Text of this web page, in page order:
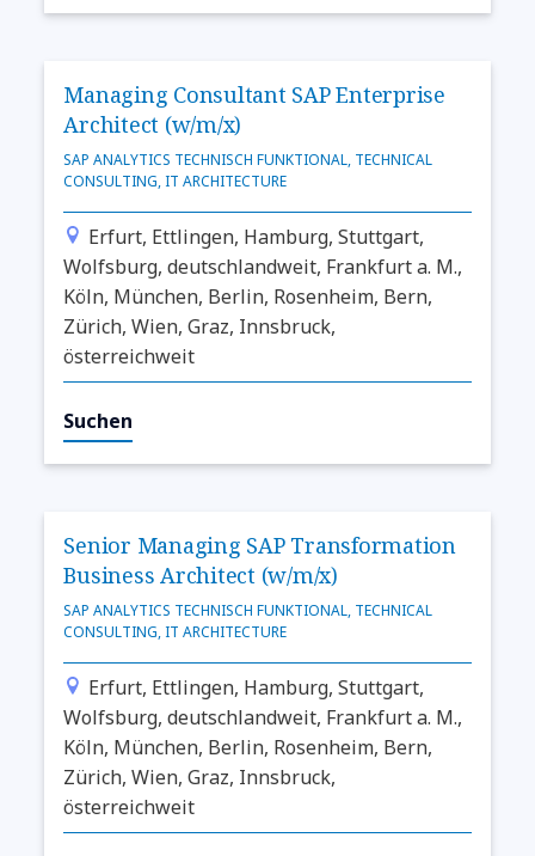
Managing Consultant SAP Enterprise
Architect (w/m/x)
SAP ANALYTICS TECHNISCH FUNKTIONAL, TECHNICAL
CONSULTING, IT ARCHITECTURE
Erfurt, Ettlingen, Hamburg, Stuttgart,
Wolfsburg, deutschlandweit, Frankfurt a. M.,
Köln, München, Berlin, Rosenheim, Bern,
Zürich, Wien, Graz, Innsbruck,
österreichweit
Suchen
Senior Managing SAP Transformation
Business Architect (w/m/x)
SAP ANALYTICS TECHNISCH FUNKTIONAL, TECHNICAL
CONSULTING, IT ARCHITECTURE
Erfurt, Ettlingen, Hamburg, Stuttgart,
Wolfsburg, deutschlandweit, Frankfurt a. M.,
Köln, München, Berlin, Rosenheim, Bern,
Zürich, Wien, Graz, Innsbruck,
österreichweit